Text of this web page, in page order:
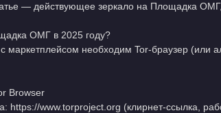
— действующее зеркало на Площадка
ОМГ в 2025 году?
маркетплейсом необходим Tor-браузер (или
Browser
https://www.torproject.org (клирнет-ссылка,